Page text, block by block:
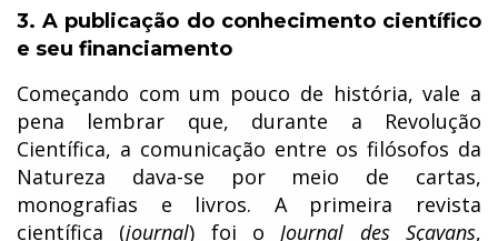
3. A publicação do conhecimento científico
e seu financiamento
Começando com um pouco de história, vale a
pena lembrar que, durante a Revolução
Científica, a comunicação entre os filósofos da
Natureza dava-se por meio de cartas,
monografias e livros. A primeira revista
científica (journal) foi oJournal des Sçavans,